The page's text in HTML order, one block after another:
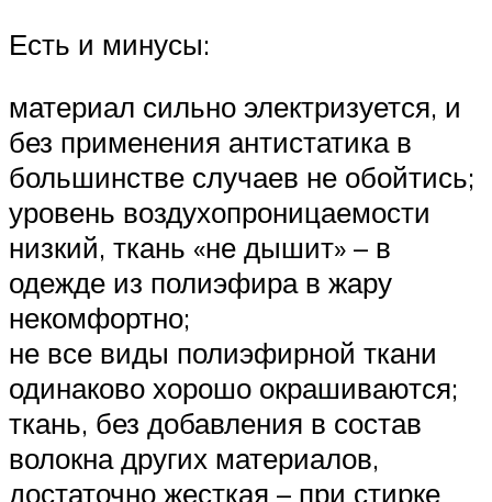
Есть и минусы:
материал сильно электризуется, и
без применения антистатика в
большинстве случаев не обойтись;
уровень воздухопроницаемости
низкий, ткань «не дышит» – в
одежде из полиэфира в жару
некомфортно;
не все виды полиэфирной ткани
одинаково хорошо окрашиваются;
ткань, без добавления в состав
волокна других материалов,
достаточно жесткая – при стирке